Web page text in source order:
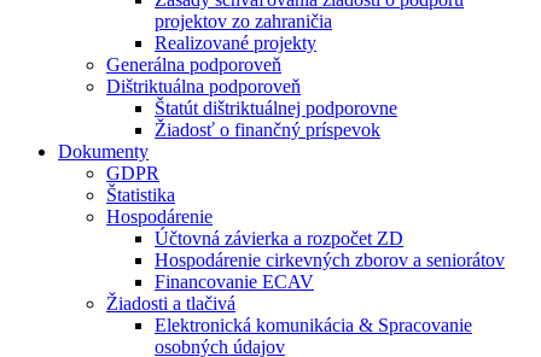
projektov zo zahraničia
Realizované projekty
Generálna podporoveň
Dištriktuálna podporoveň
Štatút dištriktuálnej podporovne
Žiadosť o finančný príspevok
Dokumenty
GDPR
Štatistika
Hospodárenie
Účtovná závierka a rozpočet ZD
Hospodárenie cirkevných zborov a seniorátov
Financovanie ECAV
Žiadosti a tlačivá
Elektronická komunikácia & Spracovanie
osobných údajov